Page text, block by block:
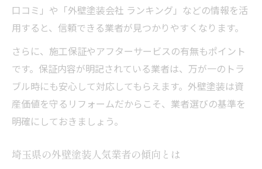
外壁塗装の実績豊富な業者はどう選ぶ
法
口コミや評価で外壁塗装業者を比較検討
悪質業者リストの事例から学ぶ選び方
外壁塗装の保証内容とアフターサービス
外壁塗装の費用相場と予算立てのコツ
口コミ」や「外壁塗装会社 ランキング」などの情報を活
用すると、信頼できる業者が見つかりやすくなります。
さらに、施工保証やアフターサービスの有無もポイント
です。保証内容が明記されている業者は、万が一のトラ
ブル時にも安心して対応してもらえます。外壁塗装は資
産価値を守るリフォームだからこそ、業者選びの基準を
明確にしておきましょう。
埼玉県の外壁塗装人気業者の傾向とは